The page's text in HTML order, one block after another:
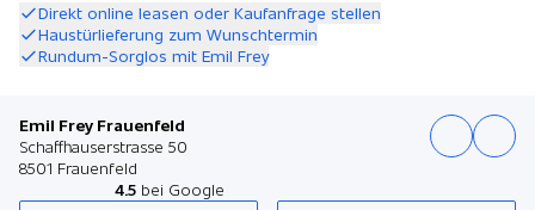
Direkt online leasen oder Kaufanfrage stellen
Haustürlieferung zum Wunschtermin
Rundum-Sorglos mit Emil Frey
Emil Frey Frauenfeld
Schaffhauserstrasse 50
8501 Frauenfeld
4.5 bei Google